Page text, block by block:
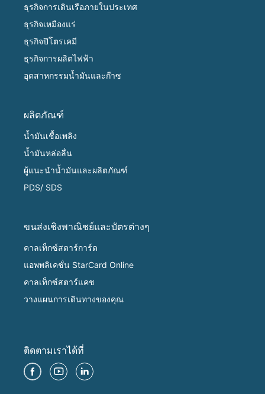
ธุรกิจการเดินเรือภายในประเทศ
ธุรกิจเหมืองแร่
ธุรกิจปิโตรเคมี
ธุรกิจการผลิตไฟฟ้า
อุตสาหกรรมน้ำมันและก๊าซ
ผลิตภัณฑ์
น้ำมันเชื้อเพลิง
น้ำมันหล่อลื่น
ผู้แนะนำน้ำมันและผลิตภัณฑ์
PDS/ SDS
ขนส่งเชิงพาณิชย์และบัตรต่างๆ
คาลเท็กซ์สตาร์การ์ด
แอพพลิเคชั่น StarCard Online
คาลเท็กซ์สตาร์แคช
วางแผนการเดินทางของคุณ
ติดตามเราได้ที่